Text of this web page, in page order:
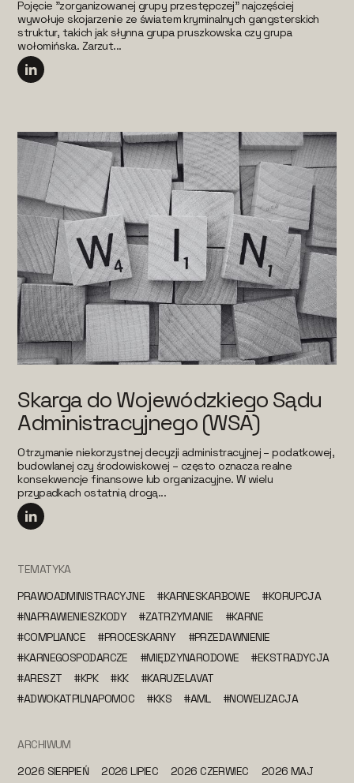
Pojęcie "zorganizowanej grupy przestępczej" najczęściej
wywołuje skojarzenie ze światem kryminalnych gangsterskich
struktur, takich jak słynna grupa pruszkowska czy grupa
wołomińska. Zarzut...
Skarga do Wojewódzkiego Sądu
Administracyjnego (WSA)
Otrzymanie niekorzystnej decyzji administracyjnej – podatkowej,
budowlanej czy środowiskowej – często oznacza realne
konsekwencje finansowe lub organizacyjne. W wielu
przypadkach ostatnią drogą...
TEMATYKA
PRAWOADMINISTRACYJNE
#KARNESKARBOWE
#KORUPCJA
#NAPRAWIENIESZKODY
#ZATRZYMANIE
#KARNE
#COMPLIANCE
#PROCESKARNY
#PRZEDAWNIENIE
#KARNEGOSPODARCZE
#MIĘDZYNARODOWE
#EKSTRADYCJA
#ARESZT
#KPK #KK
#KARUZELAVAT
#ADWOKATPILNAPOMOC
#KKS #AML #NOWELIZACJA
ARCHIWUM
2026 SIERPIEŃ
2026 LIPIEC 2026 CZERWIEC
2026 MAJ